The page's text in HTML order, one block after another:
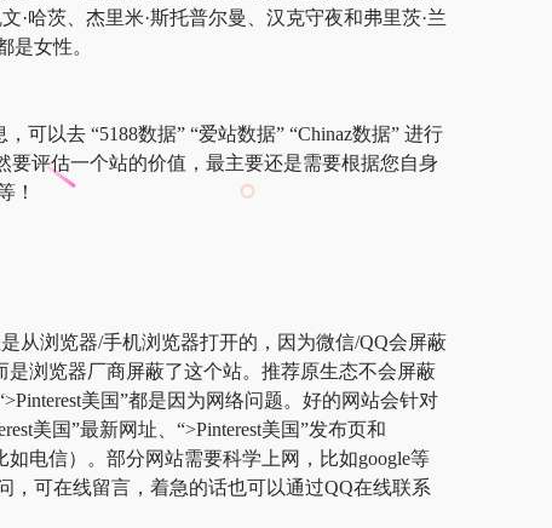
·哈茨、杰里米·斯托普尔曼、汉克守夜和弗里茨·兰
是女性。
可以去 “5188数据” “爱站数据” “Chinaz数据” 进行
要评估一个站的价值，最主要还是需要根据您自身
！
从浏览器/手机浏览器打开的，因为微信/QQ会屏蔽
是浏览器厂商屏蔽了这个站。推荐原生态不会屏蔽
美国”都是因为网络问题。好的网站会针对
美国”最新网址、“>Pinterest美国”发布页和
电信）。部分网站需要科学上网，比如google等
，可在线留言，着急的话也可以通过QQ在线联系